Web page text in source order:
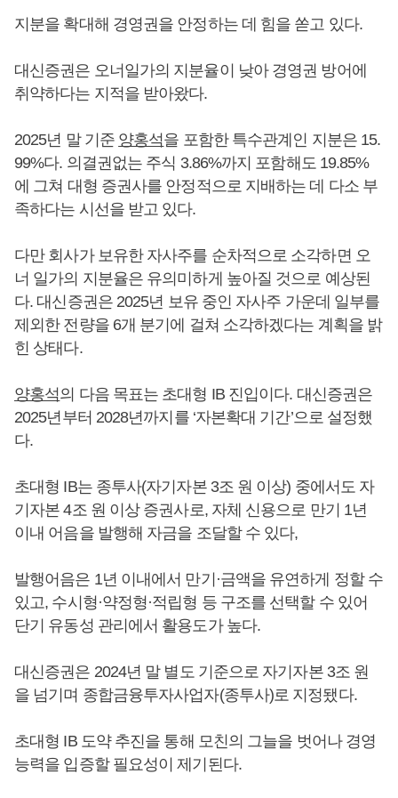
지분을 확대해 경영권을 안정하는 데 힘을 쏟고 있다.
대신증권은 오너일가의 지분율이 낮아 경영권 방어에
취약하다는 지적을 받아왔다.
2025년 말 기준 양홍석을 포함한 특수관계인 지분은 15.
99%다. 의결권없는 주식 3.86%까지 포함해도 19.85%
에 그쳐 대형 증권사를 안정적으로 지배하는 데 다소 부
족하다는 시선을 받고 있다.
다만 회사가 보유한 자사주를 순차적으로 소각하면 오
너 일가의 지분율은 유의미하게 높아질 것으로 예상된
다. 대신증권은 2025년 보유 중인 자사주 가운데 일부를
제외한 전량을 6개 분기에 걸쳐 소각하겠다는 계획을 밝
힌 상태다.
양홍석의 다음 목표는 초대형 IB 진입이다. 대신증권은
2025년부터 2028년까지를 ‘자본확대 기간’으로 설정했
다.
초대형 IB는 종투사(자기자본 3조 원 이상) 중에서도 자
기자본 4조 원 이상 증권사로, 자체 신용으로 만기 1년
이내 어음을 발행해 자금을 조달할 수 있다,
발행어음은 1년 이내에서 만기·금액을 유연하게 정할 수
있고, 수시형·약정형·적립형 등 구조를 선택할 수 있어
단기 유동성 관리에서 활용도가 높다.
대신증권은 2024년 말 별도 기준으로 자기자본 3조 원
을 넘기며 종합금융투자사업자(종투사)로 지정됐다.
초대형 IB 도약 추진을 통해 모친의 그늘을 벗어나 경영
능력을 입증할 필요성이 제기된다.